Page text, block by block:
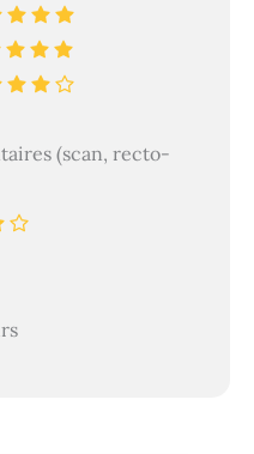
(scan, recto-